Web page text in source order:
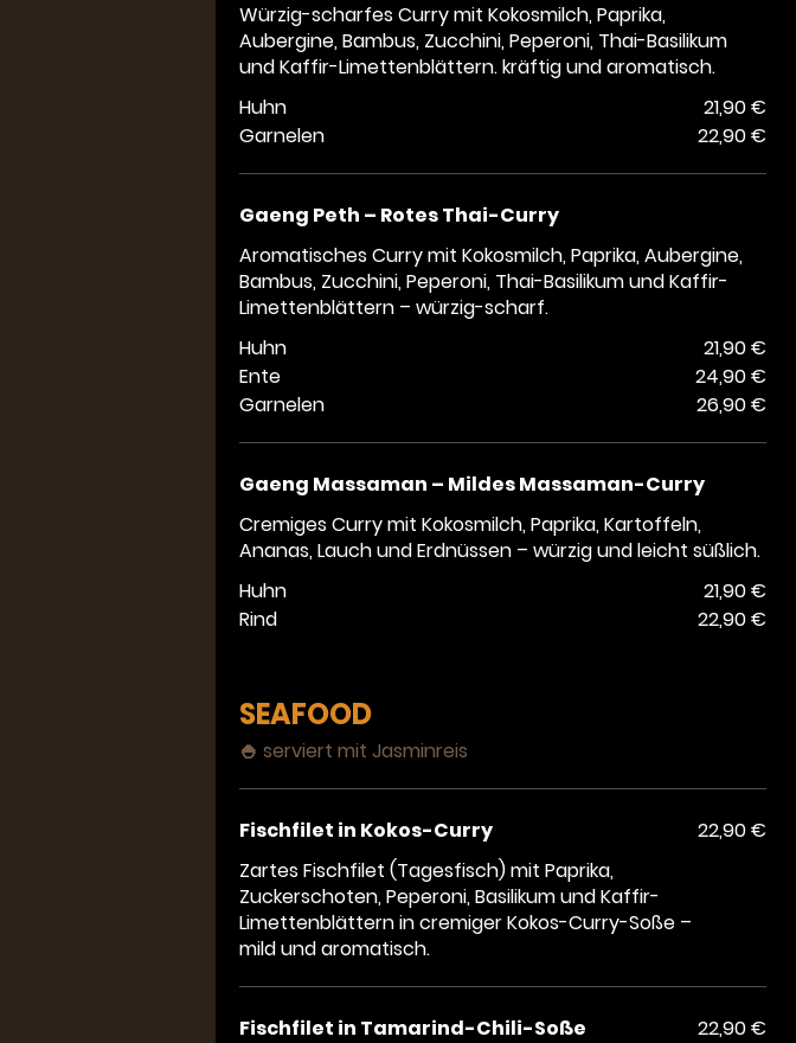
Würzig-scharfes Curry mit Kokosmilch, Paprika,
Aubergine, Bambus, Zucchini, Peperoni, Thai-Basilikum
und Kaffir-Limettenblättern. kräftig und aromatisch.
Huhn
21,90 €
Garnelen
22,90 €
Gaeng Peth – Rotes Thai-Curry
Aromatisches Curry mit Kokosmilch, Paprika, Aubergine,
Bambus, Zucchini, Peperoni, Thai-Basilikum und Kaffir-
Limettenblättern – würzig-scharf.
Huhn
21,90 €
Ente
24,90 €
Garnelen
26,90 €
Gaeng Massaman – Mildes Massaman-Curry
Cremiges Curry mit Kokosmilch, Paprika, Kartoffeln,
Ananas, Lauch und Erdnüssen – würzig und leicht süßlich.
Huhn
21,90 €
Rind
22,90 €
SEAFOOD
🍚 serviert mit Jasminreis
Fischfilet in Kokos-Curry
Zartes Fischfilet (Tagesfisch) mit Paprika,
Zuckerschoten, Peperoni, Basilikum und Kaffir-
Limettenblättern in cremiger Kokos-Curry-Soße –
mild und aromatisch.
22,90 €
Fischfilet in Tamarind-Chili-Soße
22,90 €